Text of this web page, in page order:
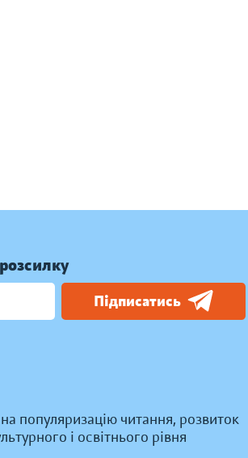
Підписатись
популяризацію читання, розвиток
і освітнього рівня